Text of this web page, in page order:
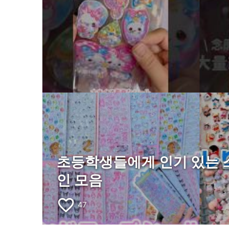
초등학생들에게 인기 있는
인 모음
favorite_border 47